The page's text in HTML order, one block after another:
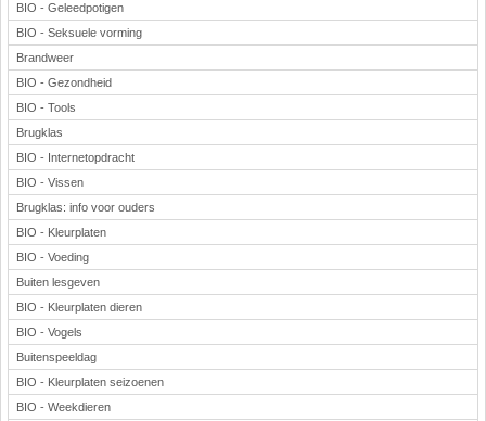
BIO - Geleedpotigen
BIO - Seksuele vorming
Brandweer
BIO - Gezondheid
BIO - Tools
Brugklas
BIO - Internetopdracht
BIO - Vissen
Brugklas: info voor ouders
BIO - Kleurplaten
BIO - Voeding
Buiten lesgeven
BIO - Kleurplaten dieren
BIO - Vogels
Buitenspeeldag
BIO - Kleurplaten seizoenen
BIO - Weekdieren